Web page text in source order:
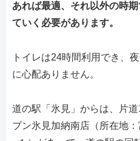
あれば最適、それ以外の時
ていく必要があります。
トイレは24時間利用でき、
に心配ありません。
道の駅「氷見」からは、片
ブン氷見加納南店（所在地